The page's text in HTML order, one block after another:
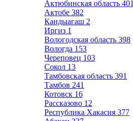
Актюбинская область 401
Актобе 382
Кандыагаш 2
Иргиз 1
Вологодская область 398
Вологда 153
Череповец 103
Сокол 13
Тамбовская область 391
Тамбов 241
Котовск 16
Рассказово 12
Республика Хакасия 377